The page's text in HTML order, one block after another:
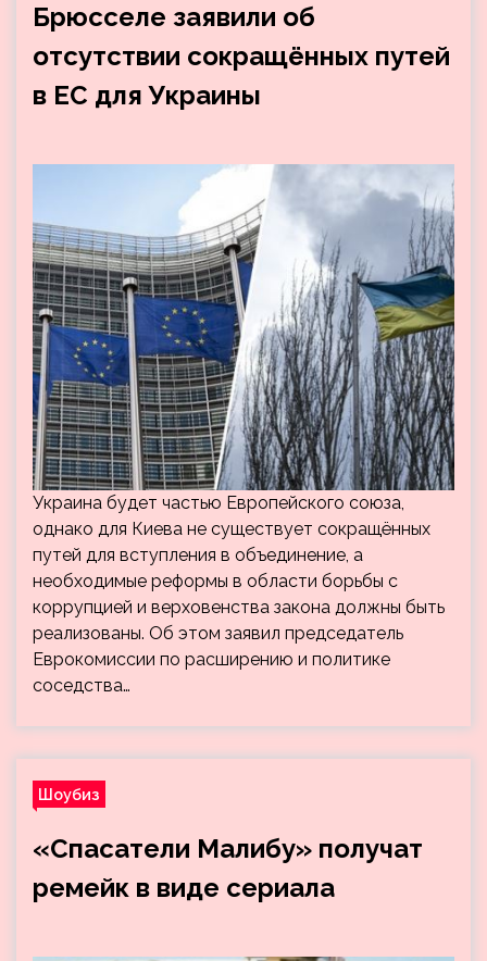
Брюсселе заявили об
отсутствии сокращённых путей
в ЕС для Украины
Украина будет частью Европейского союза,
однако для Киева не существует сокращённых
путей для вступления в объединение, а
необходимые реформы в области борьбы с
коррупцией и верховенства закона должны быть
реализованы. Об этом заявил председатель
Еврокомиссии по расширению и политике
соседства…
Шоубиз
«Спасатели Малибу» получат
ремейк в виде сериала